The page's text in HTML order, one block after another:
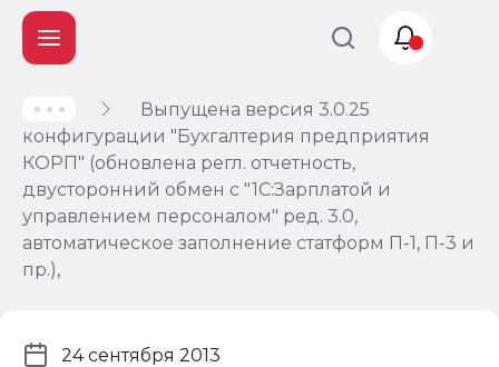
Выпущена версия 3.0.25
конфигурации "Бухгалтерия предприятия
КОРП" (обновлена регл. отчетность,
двусторонний обмен с "1С:Зарплатой и
управлением персоналом" ред. 3.0,
автоматическое заполнение статформ П-1, П-3 и
пр.),
24 сентября 2013
Учет и
налогообложение
Автоматизация